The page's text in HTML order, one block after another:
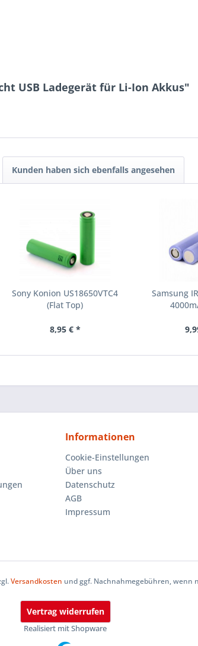
USB Ladegerät für Li-Ion Akkus"
Kunden haben sich ebenfalls angesehen
Sony Konion US18650VTC4
(Flat Top)
8,95 € *
Samsung
Informationen
Cookie-Einstellungen
Über uns
Datenschutz
AGB
Impressum
Versandkosten und ggf. Nachnahmegebühren, wenn
Vertrag widerrufen
Realisiert mit Shopware